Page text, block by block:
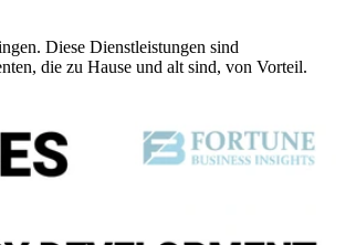
Diese Dienstleistungen sind
die zu Hause und alt sind, von Vorteil.